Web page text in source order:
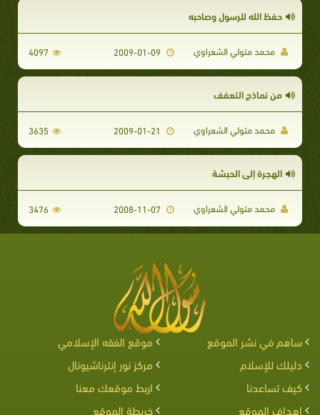
حفظ الله للرسول وصاحبه
محمد متولي الشعراوي 2009-01-09
4097
من نماذج التعفف
محمد متولي الشعراوي 3635
الهجرة إلى الحبشة
محمد متولي الشعراوي 3476
ساهم في نشر الموقع
موقع الفقه الإسلامي
دليلك للإسلام
مركز نور إنترناشيونال
كيف تساعدنا
اربط موقعك معنا
اهداف الموقع
خريطة الموقع